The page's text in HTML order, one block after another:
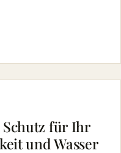
für Ihr
und Wasser